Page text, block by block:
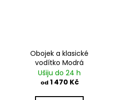
Obojek a klasické
vodítko Modrá
Ušiju do 24 h
od 1 470 Kč